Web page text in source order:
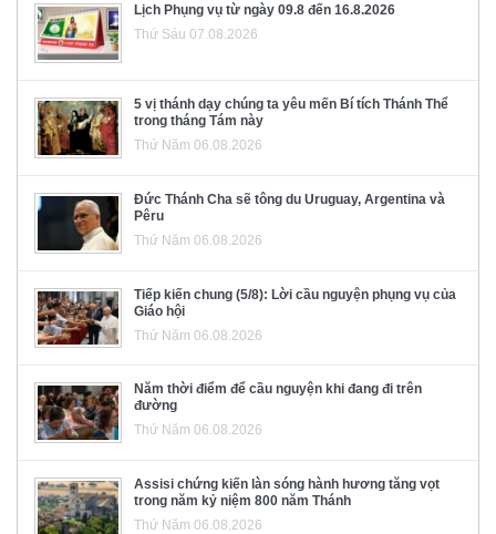
Lịch Phụng vụ từ ngày 09.8 đến 16.8.2026
Thứ Sáu 07.08.2026
5 vị thánh dạy chúng ta yêu mến Bí tích Thánh Thể
trong tháng Tám này
Thứ Năm 06.08.2026
Đức Thánh Cha sẽ tông du Uruguay, Argentina và
Pêru
Thứ Năm 06.08.2026
Tiếp kiến chung (5/8): Lời cầu nguyện phụng vụ của
Giáo hội
Thứ Năm 06.08.2026
Năm thời điểm để cầu nguyện khi đang đi trên
đường
Thứ Năm 06.08.2026
Assisi chứng kiến làn sóng hành hương tăng vọt
trong năm kỷ niệm 800 năm Thánh
Thứ Năm 06.08.2026